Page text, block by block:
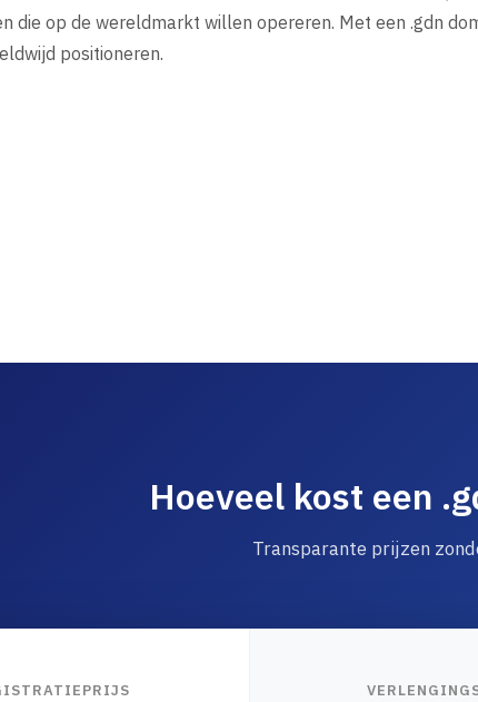
die op de wereldmarkt willen opereren. Met een .gdn
positioneren.
Hoeveel kost een
Transparante prijzen